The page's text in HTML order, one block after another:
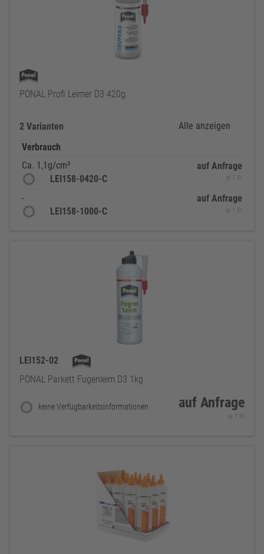
PONAL Profi Leimer D3 420g
2 Varianten
Alle anzeigen
Verbrauch
Ca. 1,1g/cm³
LEI158-0420-C
auf Anfrage
je 1 St
-
LEI158-1000-C
auf Anfrage
je 1 St
LEI152-02
PONAL Parkett Fugenleim D3 1kg
keine Verfügbarkeitsinformationen auf Anfrage
je 1 St